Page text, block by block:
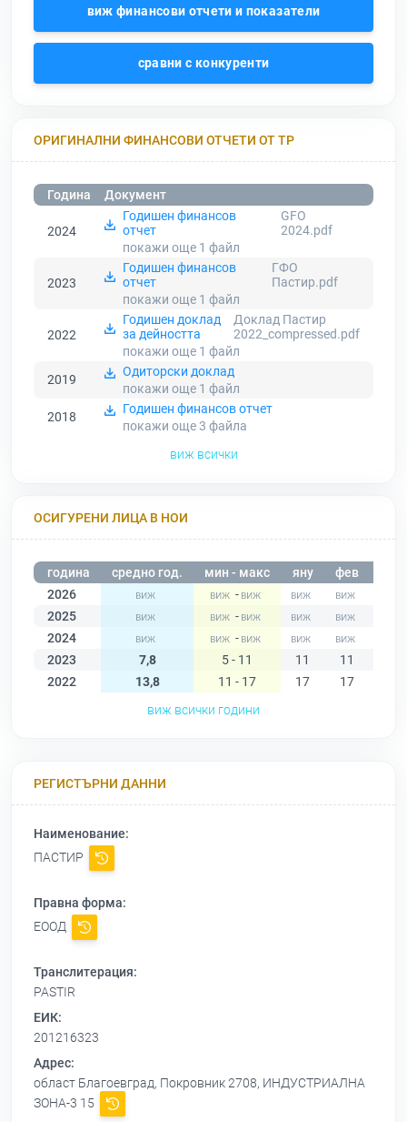
виж финансови отчети и показатели
сравни с конкуренти
ОРИГИНАЛНИ ФИНАНСОВИ ОТЧЕТИ ОТ ТР
Година Документ
2024
Годишен финансов
отчет
GFO
2024.pdf
покажи още 1 файл
2023
Годишен финансов
отчет
ГФО
Пастир.pdf
покажи още 1 файл
2022
Годишен доклад
за дейността
Доклад Пастир
2022_compressed.pdf
покажи още 1 файл
2019
Одиторски доклад
покажи още 1 файл
2018
Годишен финансов отчет
покажи още 3 файла
виж всички
ОСИГУРЕНИ ЛИЦА В НОИ
година средно год. мин - макс яну фев
2026
-
2025
-
2024
-
2023
7,8 5 - 11 11 11
2022
13,8 11 - 17 17 17
виж всички години
РЕГИСТЪРНИ ДАННИ
Наименование:
ПАСТИР
Правна форма:
ЕООД
Транслитерация:
PASTIR
ЕИК:
201216323
Адрес:
област Благоевград, Покровник 2708, ИНДУСТРИАЛНА
ЗОНА-3 15